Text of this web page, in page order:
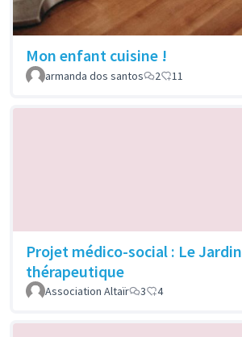
Mon enfant cuisine !
armanda dos santos
2 11
Projet médico-social : Le Jardin
thérapeutique
Association Altaïr 3 4